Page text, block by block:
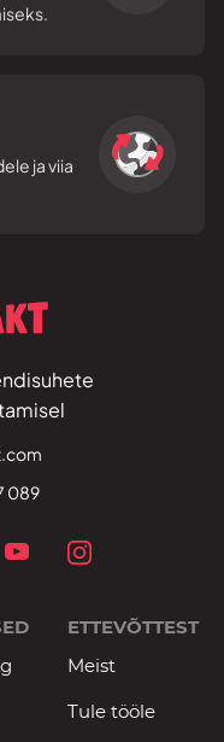
ja viia
089
ETTEVÕTTEST
Meist
Tule tööle